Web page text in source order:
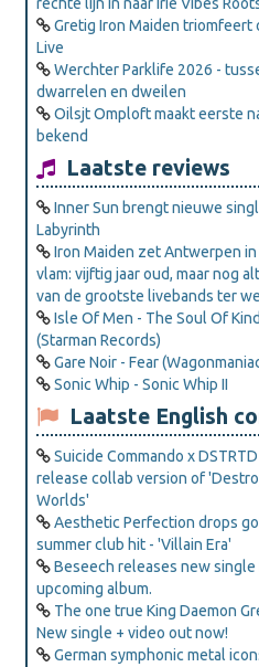
Gretig Iron Maiden triomfeert
Live
Werchter Parklife 2026 -
dwarrelen en dweilen
Oilsjt Omploft maakt eerste
bekend
Laatste reviews
Inner Sun brengt nieuwe
Labyrinth
Iron Maiden zet Antwerpen in
vlam: vijftig jaar oud, maar nog
van de grootste livebands ter
Isle Of Men - The Soul Of
(Starman Records)
Gare Noir - Fear
Sonic Whip - Sonic Whip II
Laatste English
Suicide Commando x DSTRTD
release collab version of
Worlds'
Aesthetic Perfection drops
summer club hit - 'Villain Era'
Beseech releases new single
upcoming album.
The one true King Daemon
New single + video out now!
German symphonic metal